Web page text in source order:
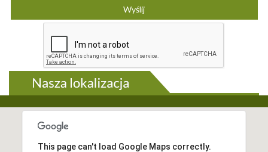
This page can't load Google Maps correctly.